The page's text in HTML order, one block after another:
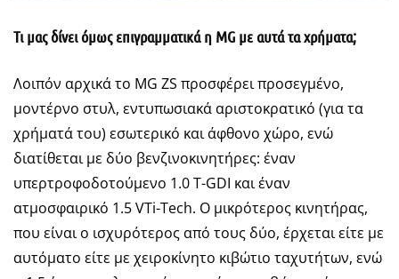
Τι μας δίνει όμως επιγραμματικά η MG με αυτά τα χρήματα;
Λοιπόν αρχικά το MG ZS προσφέρει προσεγμένο,
μοντέρνο στυλ, εντυπωσιακά αριστοκρατικό (για τα
χρήματά του) εσωτερικό και άφθονο χώρο, ενώ
διατίθεται με δύο βενζινοκινητήρες: έναν
υπερτροφοδοτούμενο 1.0 T-GDI και έναν
ατμοσφαιρικό 1.5 VTi-Tech. Ο μικρότερος κινητήρας,
που είναι ο ισχυρότερος από τους δύο, έρχεται είτε με
αυτόματο είτε με χειροκίνητο κιβώτιο ταχυτήτων, ενώ